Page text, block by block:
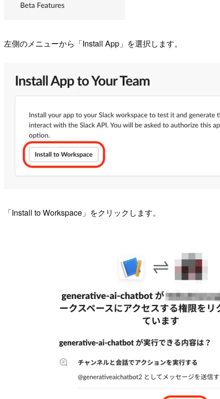
左側のメニューから「Install App」を選択します。
「Install to Workspace」をクリックします。